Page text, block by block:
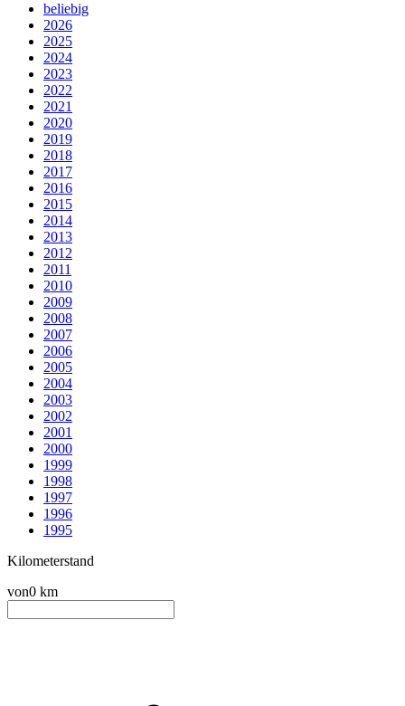
beliebig
2026
2025
2024
2023
2022
2021
2020
2019
2018
2017
2016
2015
2014
2013
2012
2011
2010
2009
2008
2007
2006
2005
2004
2003
2002
2001
2000
1999
1998
1997
1996
1995
Kilometerstand
von0 km